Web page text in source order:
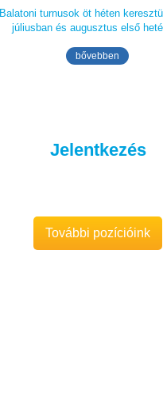
Balatoni turnusok öt héten
júliusban és augusztus első
bővebben
Jelentkezés
További pozícióink